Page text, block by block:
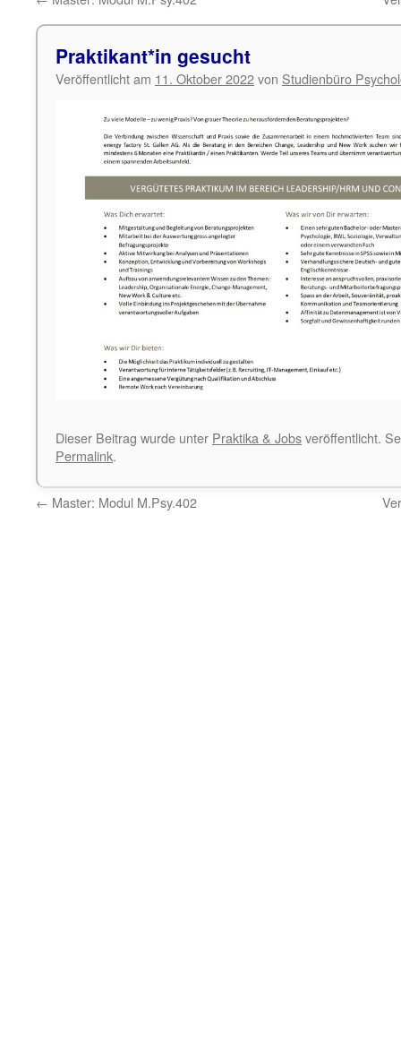
Praktikant*in gesucht
Veröffentlicht am 11. Oktober 2022von Studienbüro
Dieser Beitrag wurde unter Praktika & Jobsveröffentlicht.
Permalink.
← Master: Modul M.Psy.402